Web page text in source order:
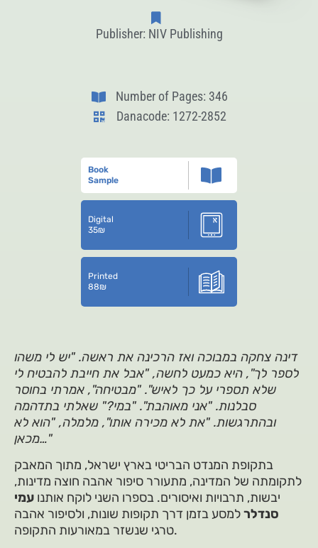
Publisher: NIV Publishing
Number of Pages: 346
Danacode: 1272-2852
Book
Sample
Digital
35₪
Printed
88₪
דינה צחקה במבוכה ואז הרכינה את ראשה. "יש לי משהו
לספר לך", היא כמעט לחשה, "אבל את חייבת להבטיח לי
שלא תספרי על כך לאיש". "מבטיחה", אמרתי בחוסר
סבלנות. "אני מאוהבת". "במי?" שאלתי בתדהמה
ובהתרגשות. "את לא מכירה אותו", מלמלה, "הוא לא
מכאן…"
בתקופת המנדט הבריטי בארץ ישראל, מתוך המאבק
לתקומתה של המדינה, מתעורר סיפור אהבה חוצה מדינות,
יבשות, תרבויות ואיסורים. בספרו השני לוקח אותנו עמי
סנדלרלמסע בזמן דרך תקופות שונות, ולסיפור אהבה
טרגי שנשזר במאורעות התקופה.